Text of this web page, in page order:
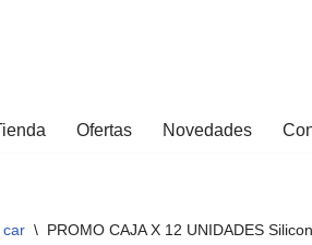
Ofertas Novedades
car \ PROMO CAJA X 12 UNIDADES